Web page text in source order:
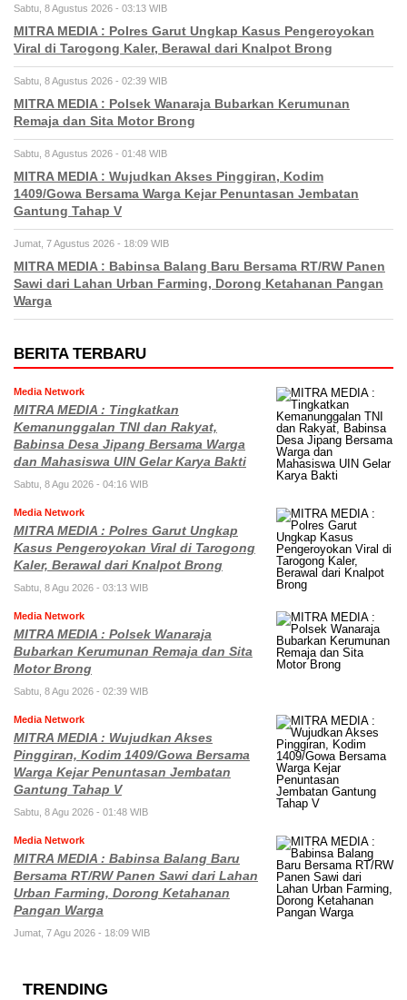
Sabtu, 8 Agustus 2026 - 03:13 WIB
MITRA MEDIA : Polres Garut Ungkap Kasus Pengeroyokan
Viral di Tarogong Kaler, Berawal dari Knalpot Brong
Sabtu, 8 Agustus 2026 - 02:39 WIB
MITRA MEDIA : Polsek Wanaraja Bubarkan Kerumunan
Remaja dan Sita Motor Brong
Sabtu, 8 Agustus 2026 - 01:48 WIB
MITRA MEDIA : Wujudkan Akses Pinggiran, Kodim
1409/Gowa Bersama Warga Kejar Penuntasan Jembatan
Gantung Tahap V
Jumat, 7 Agustus 2026 - 18:09 WIB
MITRA MEDIA : Babinsa Balang Baru Bersama RT/RW Panen
Sawi dari Lahan Urban Farming, Dorong Ketahanan Pangan
Warga
BERITA TERBARU
Media Network
MITRA MEDIA : Tingkatkan
Kemanunggalan TNI dan Rakyat,
Babinsa Desa Jipang Bersama Warga
dan Mahasiswa UIN Gelar Karya Bakti
Sabtu, 8 Agu 2026 - 04:16 WIB
Media Network
MITRA MEDIA : Polres Garut Ungkap
Kasus Pengeroyokan Viral di Tarogong
Kaler, Berawal dari Knalpot Brong
Sabtu, 8 Agu 2026 - 03:13 WIB
Media Network
MITRA MEDIA : Polsek Wanaraja
Bubarkan Kerumunan Remaja dan Sita
Motor Brong
Sabtu, 8 Agu 2026 - 02:39 WIB
Media Network
MITRA MEDIA : Wujudkan Akses
Pinggiran, Kodim 1409/Gowa Bersama
Warga Kejar Penuntasan Jembatan
Gantung Tahap V
Sabtu, 8 Agu 2026 - 01:48 WIB
Media Network
MITRA MEDIA : Babinsa Balang Baru
Bersama RT/RW Panen Sawi dari Lahan
Urban Farming, Dorong Ketahanan
Pangan Warga
Jumat, 7 Agu 2026 - 18:09 WIB
TRENDING